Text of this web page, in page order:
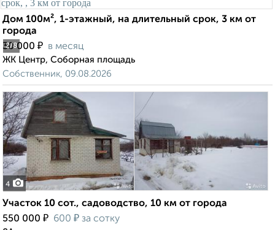
2/8
Дом 100м², 1-этажный, на длительный срок, 3 км от
города
30 000 ₽ в месяц
ЖК Центр, Соборная площадь
Собственник, 09.08.2026
4
Участок 10 сот., садоводство, 10 км от города
550 000 ₽ 600 ₽ за сотку